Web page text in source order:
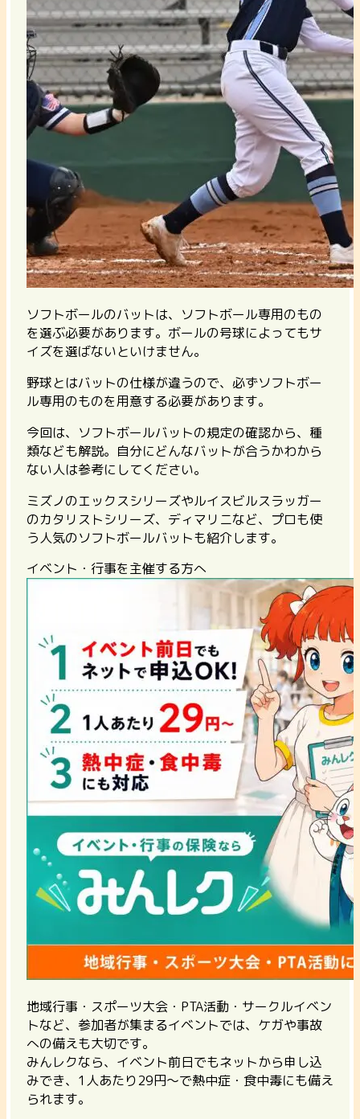
ソフトボールのバットは、ソフトボール専用のもの
を選ぶ必要があります。ボールの号球によってもサ
イズを選ばないといけません。
野球とはバットの仕様が違うので、必ずソフトボー
ル専用のものを用意する必要があります。
今回は、ソフトボールバットの規定の確認から、種
類なども解説。自分にどんなバットが合うかわから
ない人は参考にしてください。
ミズノのエックスシリーズやルイスビルスラッガー
のカタリストシリーズ、ディマリニなど、プロも使
う人気のソフトボールバットも紹介します。
イベント・行事を主催する方へ
地域行事・スポーツ大会・PTA活動・サークルイベン
トなど、参加者が集まるイベントでは、ケガや事故
への備えも大切です。
みんレクなら、イベント前日でもネットから申し込
みでき、1人あたり29円〜で熱中症・食中毒にも備え
られます。